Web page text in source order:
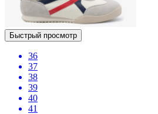
Быстрый просмотр
36
37
38
39
40
41